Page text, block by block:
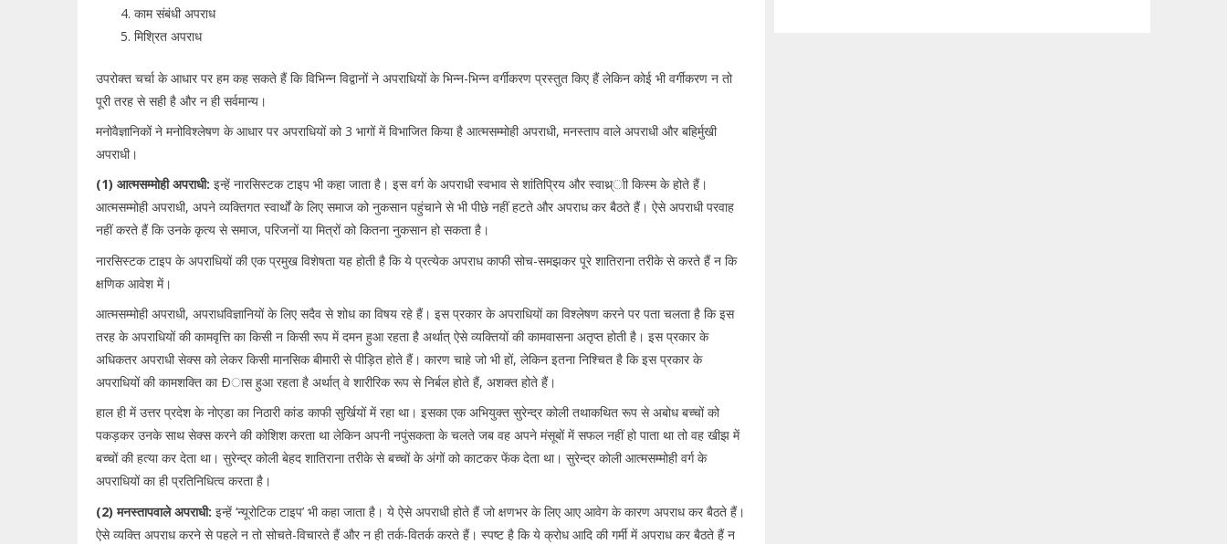
काम संबंधी अपराध
मिश्रित अपराध
उपरोक्त चर्चा के आधार पर हम कह सकते हैं कि विभिन्न विद्वानों ने अपराधियों के भिन्न-भिन्न वर्गीकरण प्रस्तुत किए हैं लेकिन कोई भी वर्गीकरण न तो
पूरी तरह से सही है और न ही सर्वमान्य।
मनोवैज्ञानिकों ने मनोविश्लेषण के आधार पर अपराधियों को 3 भागों में विभाजित किया है आत्मसम्मोही अपराधी, मनस्ताप वाले अपराधी और बहिर्मुखी
अपराधी।
(1) आत्मसम्मोही अपराधी: इन्हें नारसिस्टक टाइप भी कहा जाता है। इस वर्ग के अपराधी स्वभाव से शांतिप्रिय और स्वाथ्र्ाी किस्म के होते हैं।
आत्मसम्मोही अपराधी, अपने व्यक्तिगत स्वार्थों के लिए समाज को नुकसान पहुंचाने से भी पीछे नहीं हटते और अपराध कर बैठते हैं। ऐसे अपराधी परवाह
नहीं करते हैं कि उनके कृत्य से समाज, परिजनों या मित्रों को कितना नुकसान हो सकता है।
नारसिस्टक टाइप के अपराधियों की एक प्रमुख विशेषता यह होती है कि ये प्रत्येक अपराध काफी सोच-समझकर पूरे शातिराना तरीके से करते हैं न कि
क्षणिक आवेश में।
आत्मसम्मोही अपराधी, अपराधविज्ञानियों के लिए सदैव से शोध का विषय रहे हैं। इस प्रकार के अपराधियों का विश्लेषण करने पर पता चलता है कि इस
तरह के अपराधियों की कामवृत्ति का किसी न किसी रूप में दमन हुआ रहता है अर्थात् ऐसे व्यक्तियों की कामवासना अतृप्त होती है। इस प्रकार के
अधिकतर अपराधी सेक्स को लेकर किसी मानसिक बीमारी से पीड़ित होते हैं। कारण चाहे जो भी हों, लेकिन इतना निश्चित है कि इस प्रकार के
अपराधियों की कामशक्ति का Ðास हुआ रहता है अर्थात् वे शारीरिक रूप से निर्बल होते हैं, अशक्त होते हैं।
हाल ही में उत्तर प्रदेश के नोएडा का निठारी कांड काफी सुर्खियों में रहा था। इसका एक अभियुक्त सुरेन्द्र कोली तथाकथित रूप से अबोध बच्चों को
पकड़कर उनके साथ सेक्स करने की कोशिश करता था लेकिन अपनी नपुंसकता के चलते जब वह अपने मंसूबों में सफल नहीं हो पाता था तो वह खीझ में
बच्चों की हत्या कर देता था। सुरेन्द्र कोली बेहद शातिराना तरीके से बच्चों के अंगों को काटकर फेंक देता था। सुरेन्द्र कोली आत्मसम्मोही वर्ग के
अपराधियों का ही प्रतिनिधित्व करता है।
(2) मनस्तापवाले अपराधी: इन्हें ‘न्यूरोटिक टाइप’ भी कहा जाता है। ये ऐसे अपराधी होते हैं जो क्षणभर के लिए आए आवेग के कारण अपराध कर बैठते हैं।
ऐसे व्यक्ति अपराध करने से पहले न तो सोचते-विचारते हैं और न ही तर्क-वितर्क करते हैं। स्पष्ट है कि ये क्रोध आदि की गर्मी में अपराध कर बैठते हैं न